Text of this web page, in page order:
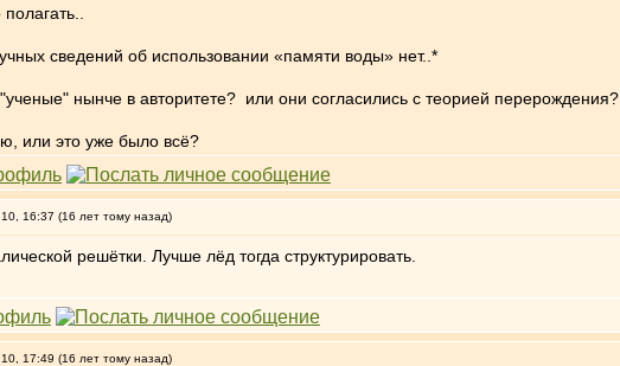
сведений об использовании «памяти воды» нет..*
нынче в авторитете? или они согласились с теорией перерождения?
или это уже было всё?
16:37 (16 лет тому назад)
решётки. Лучше лёд тогда структурировать.
17:49 (16 лет тому назад)